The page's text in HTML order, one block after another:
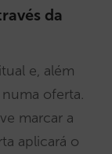
da
e, além
oferta.
marcar a
aplicará o